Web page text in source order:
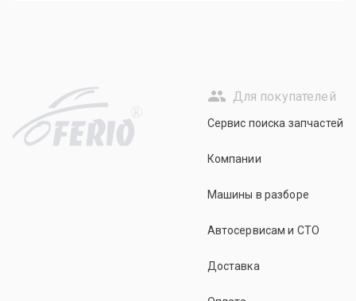
R
Для покупателей
Сервис поиска запчастей
Компании
Машины в разборе
Автосервисам и СТО
Доставка